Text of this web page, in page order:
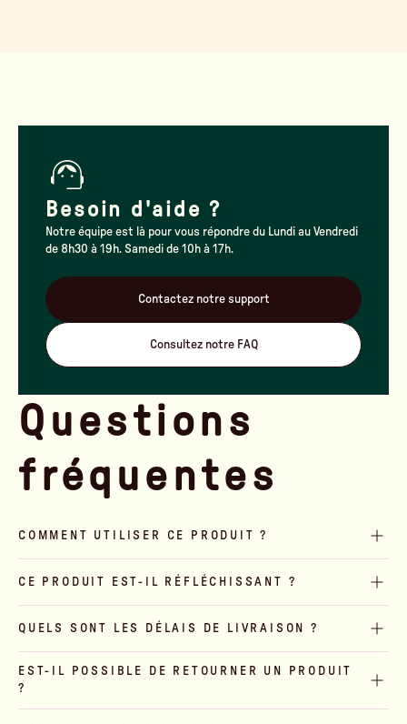
Questions
fréquentes
COMMENT UTILISER CE PRODUIT ?
CE PRODUIT EST-IL RÉFLÉCHISSANT ?
QUELS SONT LES DÉLAIS DE LIVRAISON ?
EST-IL POSSIBLE DE RETOURNER UN PRODUIT
?
Besoin d'aide ?
Notre équipe est là pour vous répondre du Lundi au Vendredi
de 8h30 à 19h. Samedi de 10h à 17h.
Contactez notre support
Consultez notre FAQ